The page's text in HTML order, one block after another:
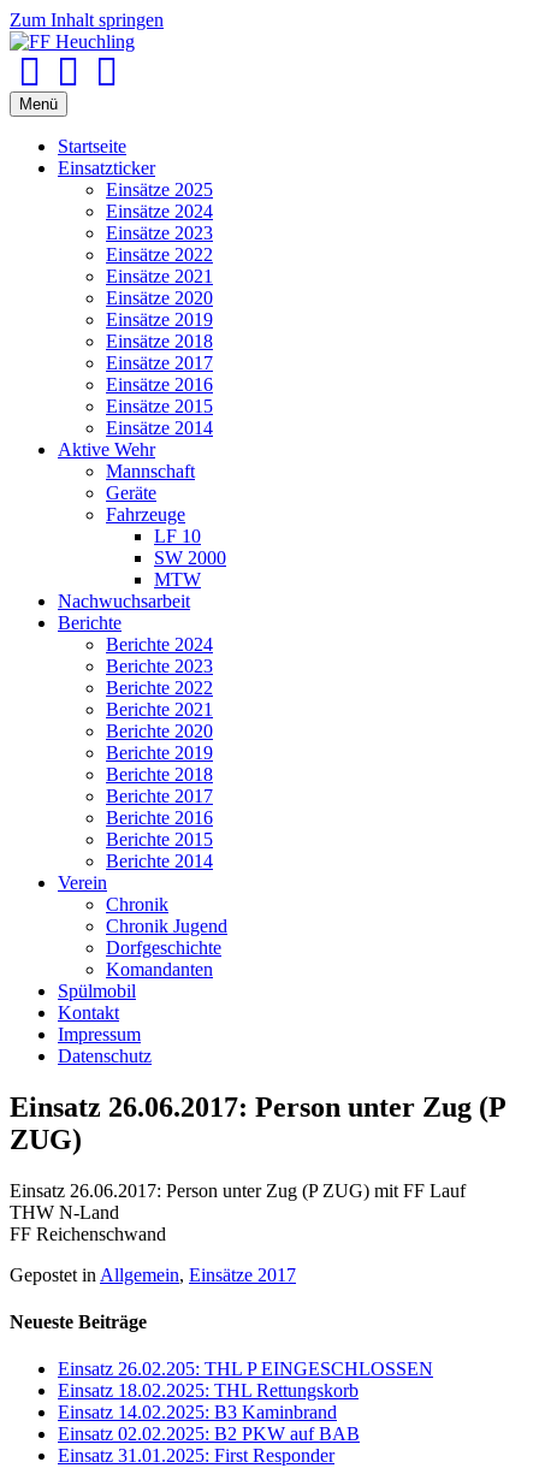
Zum Inhalt springen
Menü
Startseite
Einsatzticker
Einsätze 2025
Einsätze 2024
Einsätze 2023
Einsätze 2022
Einsätze 2021
Einsätze 2020
Einsätze 2019
Einsätze 2018
Einsätze 2017
Einsätze 2016
Einsätze 2015
Einsätze 2014
Aktive Wehr
Mannschaft
Geräte
Fahrzeuge
LF 10
SW 2000
MTW
Nachwuchsarbeit
Berichte
Berichte 2024
Berichte 2023
Berichte 2022
Berichte 2021
Berichte 2020
Berichte 2019
Berichte 2018
Berichte 2017
Berichte 2016
Berichte 2015
Berichte 2014
Verein
Chronik
Chronik Jugend
Dorfgeschichte
Komandanten
Spülmobil
Kontakt
Impressum
Datenschutz
Einsatz 26.06.2017: Person unter Zug (P
ZUG)
Einsatz 26.06.2017: Person unter Zug (P ZUG) mit FF Lauf
THW N-Land
FF Reichenschwand
Gepostet in Allgemein, Einsätze 2017
Neueste Beiträge
Einsatz 26.02.205: THL P EINGESCHLOSSEN
Einsatz 18.02.2025: THL Rettungskorb
Einsatz 14.02.2025: B3 Kaminbrand
Einsatz 02.02.2025: B2 PKW auf BAB
Einsatz 31.01.2025: First Responder